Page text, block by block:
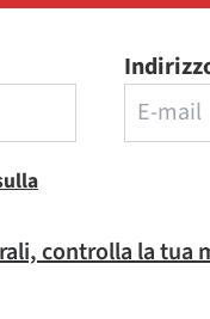
controlla la tua